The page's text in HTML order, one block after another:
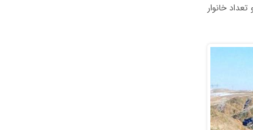
و مسکن مرکز آمار ایران در سال ۱۳۹۵، جمعیت این روستا ۱۲۴ نفر و تعداد خانوار